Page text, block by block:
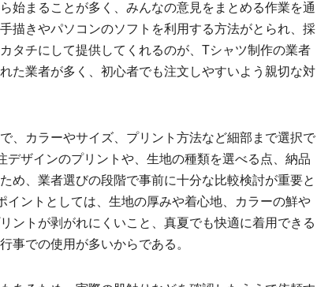
始まることが多く、みんなの意見をまとめる作業を通
描きやパソコンのソフトを利用する方法がとられ、採
タチにして提供してくれるのが、Tシャツ制作の業者
た業者が多く、初心者でも注文しやすいよう親切な対
、カラーやサイズ、プリント方法など細部まで選択で
ザインのプリントや、生地の種類を選べる点、納品
め、業者選びの段階で事前に十分な比較検討が重要と
ントとしては、生地の厚みや着心地、カラーの鮮や
ントが剥がれにくいこと、真夏でも快適に着用できる
事での使用が多いからである。